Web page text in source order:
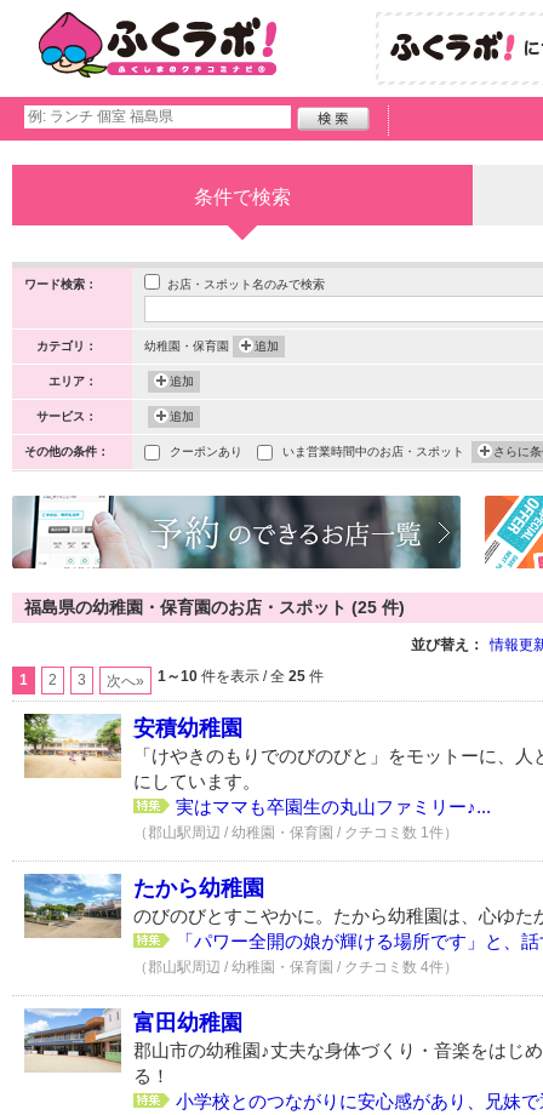
条件で検索
ワード検索： お店・スポット名のみで検索
カテゴリ： 幼稚園・保育園 追加
エリア： 追加
サービス： 追加
その他の条件： クーポンあり いま営業時間中のお店・スポット さらに
福島県の幼稚園・保育園のお店・スポット (25 件)
並び替え： 情報更
1 2 3 次へ» 1～10 件を表示 / 全 25 件
安積幼稚園
「けやきのもりでのびのびと」をモットーに、
にしています。
実はママも卒園生の丸山ファミリー♪...
（郡山駅周辺 / 幼稚園・保育園 / クチコミ数 1件）
たから幼稚園
のびのびとすこやかに。たから幼稚園は、心ゆた
「パワー全開の娘が輝ける場所です」と、
（郡山駅周辺 / 幼稚園・保育園 / クチコミ数 4件）
富田幼稚園
郡山市の幼稚園♪丈夫な身体づくり・音楽をはじ
る！
小学校とのつながりに安心感があり、兄妹